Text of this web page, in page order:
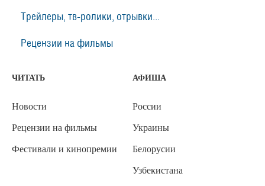
Трейлеры, тв-ролики, отрывки...
Рецензии на фильмы
ЧИТАТЬ
Новости
Рецензии на фильмы
Фестивали и кинопремии
АФИША
России
Украины
Белорусии
Узбекистана